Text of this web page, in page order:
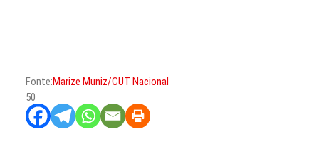
Fonte:Marize Muniz/CUT Nacional
50